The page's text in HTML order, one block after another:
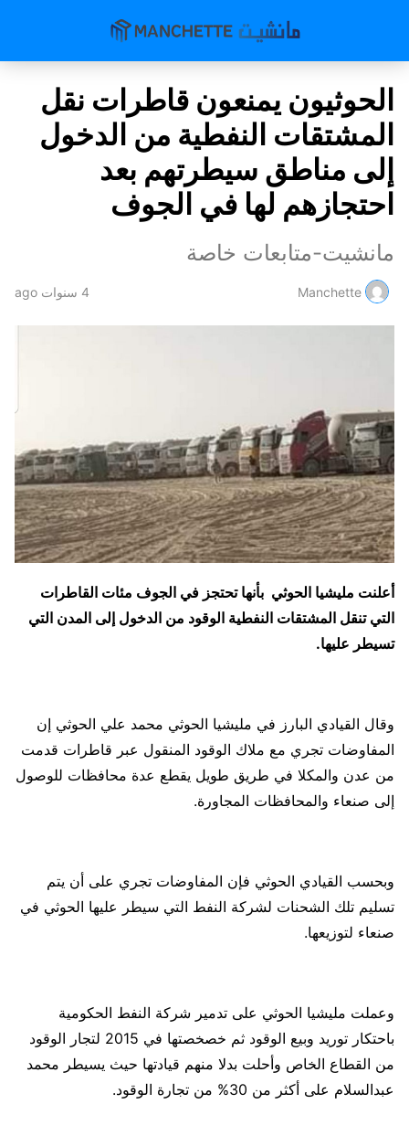
الحوثيون يمنعون قاطرات نقل
المشتقات النفطية من الدخول
إلى مناطق سيطرتهم بعد
احتجازهم لها في الجوف
مانشيت-متابعات خاصة
Manchette 4 سنوات ago
أعلنت مليشيا الحوثي بأنها تحتجز في الجوف مئات القاطرات
التي تنقل المشتقات النفطية الوقود من الدخول إلى المدن التي
تسيطر عليها.
وقال القيادي البارز في مليشيا الحوثي محمد علي الحوثي إن
المفاوضات تجري مع ملاك الوقود المنقول عبر قاطرات قدمت
من عدن والمكلا في طريق طويل يقطع عدة محافظات للوصول
إلى صنعاء والمحافظات المجاورة.
وبحسب القيادي الحوثي فإن المفاوضات تجري على أن يتم
تسليم تلك الشحنات لشركة النفط التي سيطر عليها الحوثي في
صنعاء لتوزيعها.
وعملت مليشيا الحوثي على تدمير شركة النفط الحكومية
باحتكار توريد وبيع الوقود ثم خصخصتها في 2015 لتجار الوقود
من القطاع الخاص وأحلت بدلا منهم قيادتها حيث يسيطر محمد
عبدالسلام على أكثر من 30% من تجارة الوقود.